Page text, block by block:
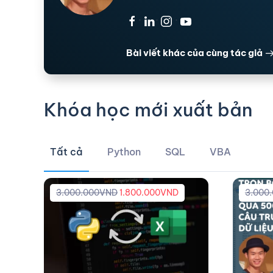
· · ·
Bài viết khác của cùng tác giả
Khóa học mới xuất bản
Tất cả Python SQL VBA
3.000.000VND1.800.000VND